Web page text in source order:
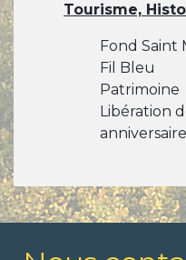
Tourisme,
Fond Saint
Fil Bleu
Patrimoine
Libération
anniversaire